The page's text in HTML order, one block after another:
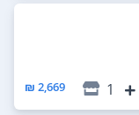
1
2,669 ₪